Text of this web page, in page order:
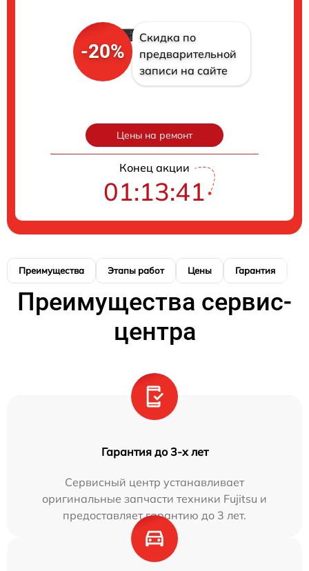
-20%
Скидка по
предварительной
записи на сайте
Цены на ремонт
Конец акции
01:13:40
Преимущества Этапы работ Цены Гарантия
Преимущества сервис-
центра
Гарантия до 3-х лет
Сервисный центр устанавливает
оригинальные запчасти техники Fujitsu и
предоставляет гарантию до 3 лет.